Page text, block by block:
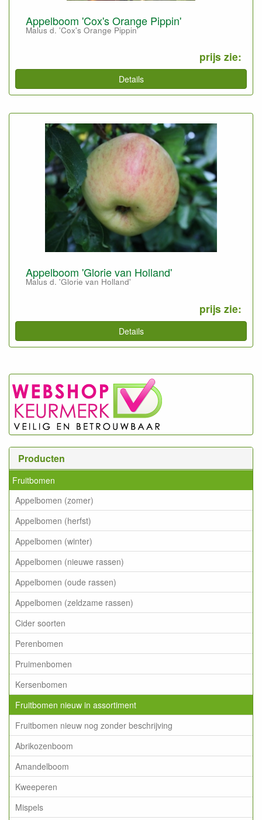
Producten
Fruitbomen
Appelbomen (zomer)
Appelbomen (herfst)
Appelbomen (winter)
Appelbomen (nieuwe rassen)
Appelbomen (oude rassen)
Appelbomen (zeldzame rassen)
Cider soorten
Perenbomen
Pruimenbomen
Kersenbomen
Fruitbomen nieuw in assortiment
Fruitbomen nieuw nog zonder beschrijving
Abrikozenboom
Amandelboom
Kweeperen
Mispels
Appelboom 'Cox's Orange Pippin'
Malus d. 'Cox's Orange Pippin'
prijs zie:
Details
Appelboom 'Glorie van Holland'
Malus d. 'Glorie van Holland'
prijs zie:
Details